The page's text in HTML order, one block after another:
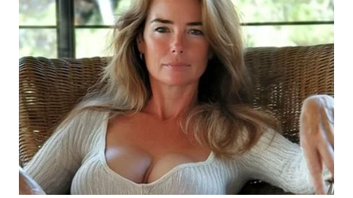
BOGOR
WN
DEPOK
WN
TAPANULI
UTARA
WN